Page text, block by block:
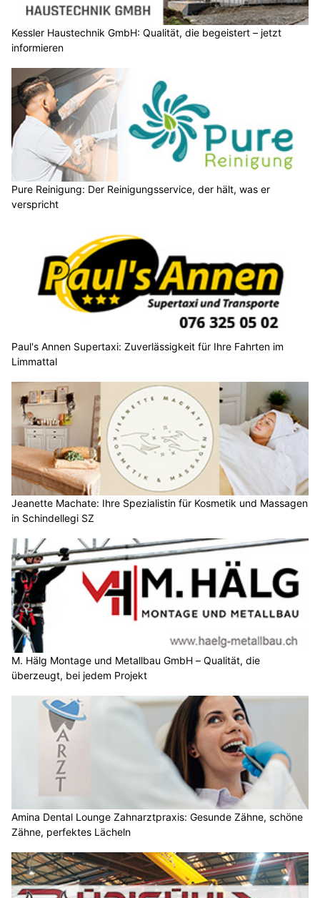
Kessler Haustechnik GmbH: Qualität, die begeistert – jetzt
informieren
Pure Reinigung: Der Reinigungsservice, der hält, was er
verspricht
Paul's Annen Supertaxi: Zuverlässigkeit für Ihre Fahrten im
Limmattal
Jeanette Machate: Ihre Spezialistin für Kosmetik und Massagen
in Schindellegi SZ
M. Hälg Montage und Metallbau GmbH – Qualität, die
überzeugt, bei jedem Projekt
Amina Dental Lounge Zahnarztpraxis: Gesunde Zähne, schöne
Zähne, perfektes Lächeln